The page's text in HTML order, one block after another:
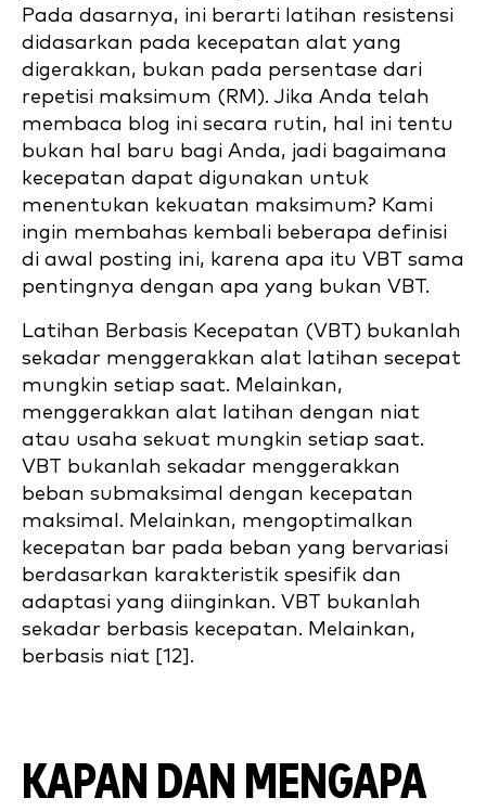
Pada dasarnya, ini berarti latihan resistensi
didasarkan pada kecepatan alat yang
digerakkan, bukan pada persentase dari
repetisi maksimum (RM). Jika Anda telah
membaca blog ini secara rutin, hal ini tentu
bukan hal baru bagi Anda, jadi bagaimana
kecepatan dapat digunakan untuk
menentukan kekuatan maksimum? Kami
ingin membahas kembali beberapa definisi
di awal posting ini, karena apa itu VBT sama
pentingnya dengan apa yang bukan VBT.
Latihan Berbasis Kecepatan (VBT) bukanlah
sekadar menggerakkan alat latihan secepat
mungkin setiap saat. Melainkan,
menggerakkan alat latihan dengan niat
atau usaha sekuat mungkin setiap saat.
VBT bukanlah sekadar menggerakkan
beban submaksimal dengan kecepatan
maksimal. Melainkan, mengoptimalkan
kecepatan bar pada beban yang bervariasi
berdasarkan karakteristik spesifik dan
adaptasi yang diinginkan. VBT bukanlah
sekadar berbasis kecepatan. Melainkan,
berbasis niat [12].
KAPAN DAN MENGAPA